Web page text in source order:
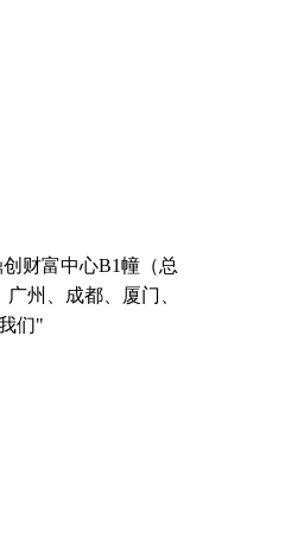
财富中心B1幢（总
州、成都、厦门、
们"